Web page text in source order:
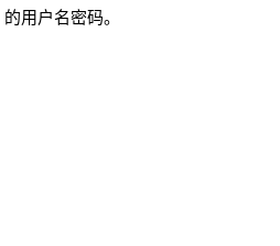
的用户名密码。